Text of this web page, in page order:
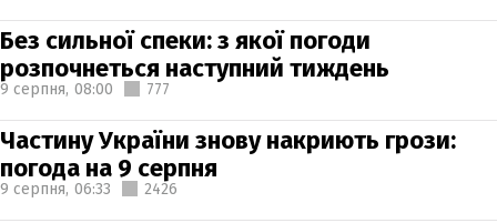
Без сильної спеки: з якої погоди
розпочнеться наступний тиждень
9 серпня, 08:00 777
Частину України знову накриють грози:
погода на 9 серпня
9 серпня, 06:33 2426